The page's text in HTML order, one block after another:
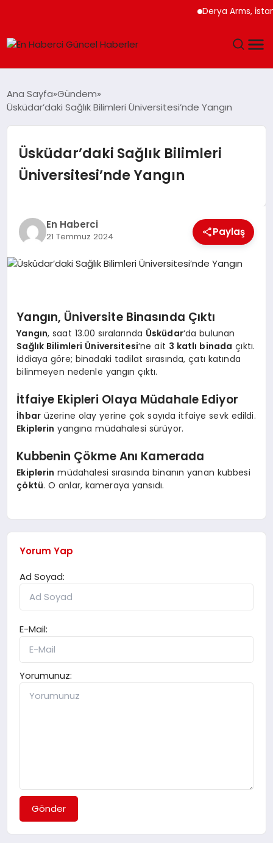
Derya Arms,
SAĞLIK
TEKNOLOJI
DÜNYA
SIYASET
Ana Sayfa Gündem
Üsküdar’daki Sağlık Bilimleri Üniversitesi’nde Yangın
Üsküdar’daki Sağlık Bilimleri
Üniversitesi’nde Yangın
En Haberci
21 Temmuz 2024 Paylaş
Yangın, Üniversite Binasında Çıktı
Yangın, saat 13.00 sıralarında Üsküdar‘da bulunan
Sağlık Bilimleri Üniversitesi‘ne ait 3 katlı binada çıktı.
İddiaya göre; binadaki tadilat sırasında, çatı katında
bilinmeyen nedenle yangın çıktı.
İtfaiye Ekipleri Olaya Müdahale Ediyor
İhbarüzerine olay yerine çok sayıda itfaiye sevk edildi.
Ekiplerin yangına müdahalesi sürüyor.
Kubbenin Çökme Anı Kamerada
Ekiplerin müdahalesi sırasında binanın yanan kubbesi
çöktü. O anlar, kameraya yansıdı.
Yorum Yap
Ad Soyad:
E-Mail:
Yorumunuz:
Gönder